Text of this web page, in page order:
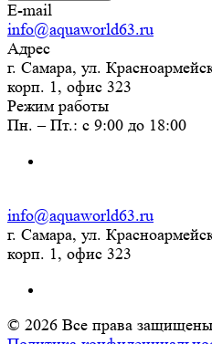
E-mail
info@aquaworld63.ru
Адрес
г. Самара, ул.
корп. 1, офис 323
Режим работы
Пн. – Пт.: с 9:00 до 18:00
info@aquaworld63.ru
г. Самара, ул.
корп. 1, офис 323
© 2026 Все права